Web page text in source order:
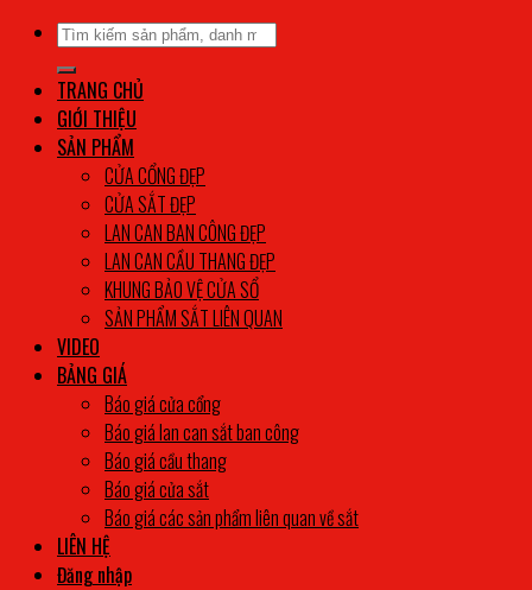
Tìm
kiếm:
TRANG CHỦ
GIỚI THIỆU
SẢN PHẨM
CỬA CỔNG ĐẸP
CỬA SẮT ĐẸP
LAN CAN BAN CÔNG ĐẸP
LAN CAN CẦU THANG ĐẸP
KHUNG BẢO VỆ CỬA SỔ
SẢN PHẨM SẮT LIÊN QUAN
VIDEO
BẢNG GIÁ
Báo giá cửa cổng
Báo giá lan can sắt ban công
Báo giá cầu thang
Báo giá cửa sắt
Báo giá các sản phẩm liên quan về sắt
LIÊN HỆ
Đăng nhập